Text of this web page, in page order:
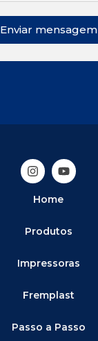
Enviar mensagem
Home
Produtos
Impressoras
Fremplast
Passo a Passo